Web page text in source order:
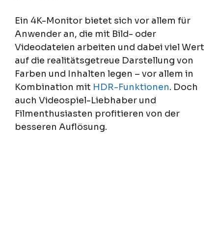
Ein 4K-Monitor bietet sich vor allem für
Anwender an, die mit Bild- oder
Videodateien arbeiten und dabei viel Wert
auf die realitätsgetreue Darstellung von
Farben und Inhalten legen – vor allem in
Kombination mit HDR-Funktionen. Doch
auch Videospiel-Liebhaber und
Filmenthusiasten profitieren von der
besseren Auflösung.